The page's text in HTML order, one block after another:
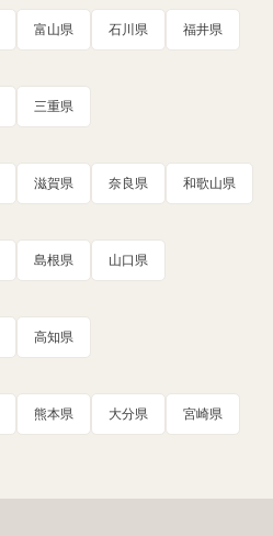
富山県 石川県 福井県
三重県
滋賀県 奈良県 和歌山県
島根県 山口県
高知県
熊本県 大分県 宮崎県